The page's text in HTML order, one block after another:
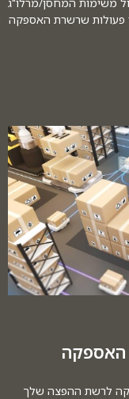
פעולות שרשרת האספקה
האספקה
לרשת ההפצה שלך